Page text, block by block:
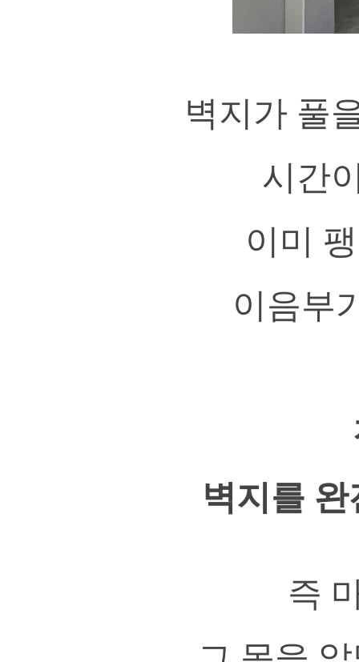
벽지가 풀
시간
이미
이음부
벽지를
즉